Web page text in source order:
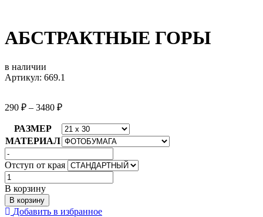
АБСТРАКТНЫЕ ГОРЫ
в наличии
Артикул: 669.1
290 ₽ – 3480 ₽
РАЗМЕР
МАТЕРИАЛ
Отступ от края
Количество
товара
АБСТРАКТНЫЕ
ГОРЫ
В корзину
В корзину
Добавить в избранное